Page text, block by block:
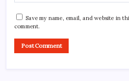
Save my name, email, and website in
comment.